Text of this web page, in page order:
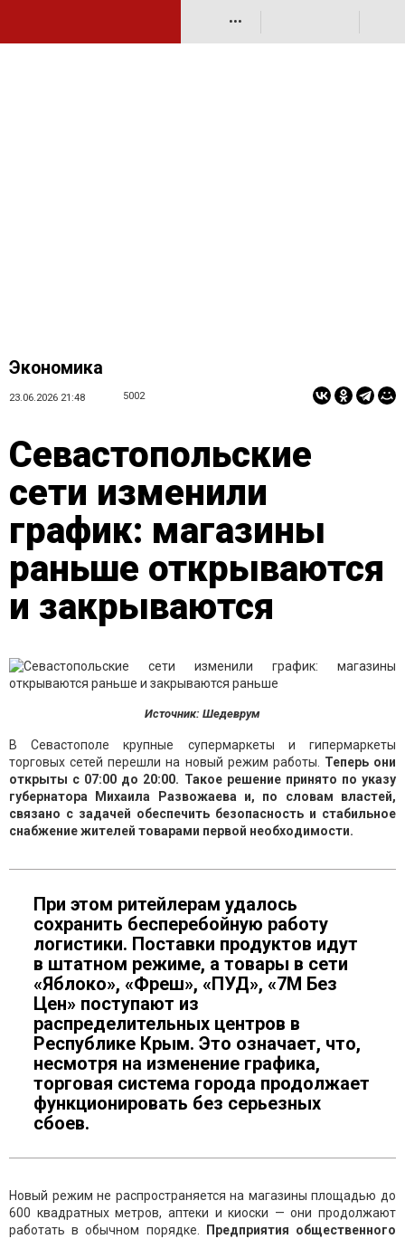
•••
Экономика
23.06.2026 21:48 5002
Севастопольские
сети изменили
график: магазины
раньше открываются
и закрываются
Источник: Шедеврум
В Севастополе крупные супермаркеты и гипермаркеты
торговых сетей перешли на новый режим работы. Теперь они
открыты с 07:00 до 20:00. Такое решение принято по указу
губернатора Михаила Развожаева и, по словам властей,
связано с задачей обеспечить безопасность и стабильное
снабжение жителей товарами первой необходимости.
При этом ритейлерам удалось
сохранить бесперебойную работу
логистики. Поставки продуктов идут
в штатном режиме, а товары в сети
«Яблоко», «Фреш», «ПУД», «7М Без
Цен» поступают из
распределительных центров в
Республике Крым. Это означает, что,
несмотря на изменение графика,
торговая система города продолжает
функционировать без серьезных
сбоев.
Новый режим не распространяется на магазины площадью до
600 квадратных метров, аптеки и киоски — они продолжают
работать в обычном порядке.
Предприятия общественного